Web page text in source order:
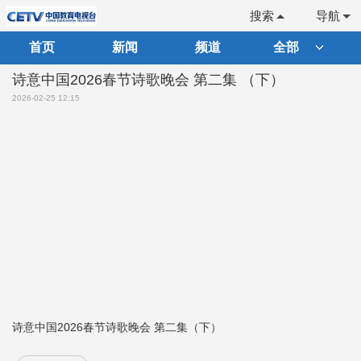
导航
搜索
首页 新闻 频道 全部
诗意中国2026春节诗歌晚会 第二集 （下）
2026-02-25 12:15
诗意中国2026春节诗歌晚会 第二集（下）